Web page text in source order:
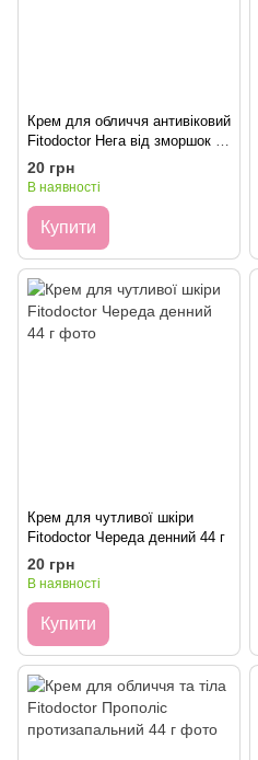
Крем для обличчя антивіковий
Fitodoctor Нега від зморшок 44
г
20 грн
В наявності
Купити
Крем для чутливої шкіри
Fitodoctor Череда денний 44 г
20 грн
В наявності
Купити